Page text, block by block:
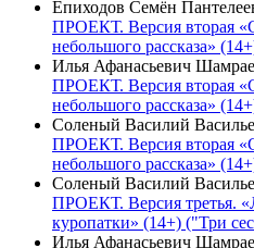
Епиходов Семён
ПРОЕКТ. Версия вторая
небольшого рассказа»
Илья Афанасьевич
ПРОЕКТ. Версия вторая
небольшого рассказа»
Соленый Василий
ПРОЕКТ. Версия вторая
небольшого рассказа»
Соленый Василий
ПРОЕКТ. Версия третья.
куропатки» (14+) ("Три
Илья Афанасьевич